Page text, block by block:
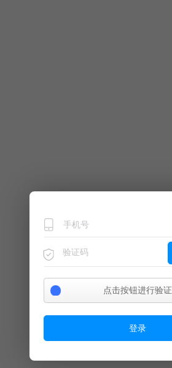
点击按钮进行验证
登录